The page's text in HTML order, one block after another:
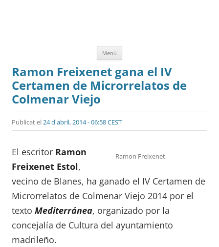
Menú
Ramon Freixenet gana el IV
Certamen de Microrrelatos de
Colmenar Viejo
Publicat el24 d'abril, 2014 - 06:58 CEST
Ramon Freixenet
El escritor Ramon
Freixenet Estol,
vecino de Blanes, ha ganado el IV Certamen de
Microrrelatos de Colmenar Viejo 2014 por el
texto Mediterránea, organizado por la
concejalía de Cultura del ayuntamiento
madrileño.